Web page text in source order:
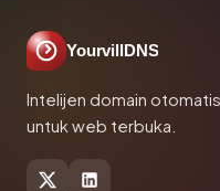
YourvillDNS
Intelijen domain
untuk web terbuka.